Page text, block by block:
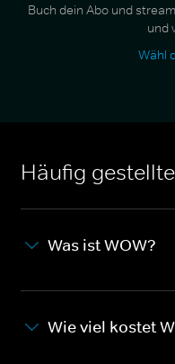
Buch dein Abo und
und
Wähl
Häufig
Was ist WOW?
Wie viel kostet